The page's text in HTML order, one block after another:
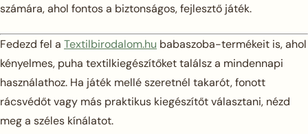
számára, ahol fontos a biztonságos, fejlesztő játék.
Fedezd fel a Textilbirodalom.hu babaszoba-termékeit is, ahol
kényelmes, puha textilkiegészítőket találsz a mindennapi
használathoz. Ha játék mellé szeretnél takarót, fonott
rácsvédőt vagy más praktikus kiegészítőt választani, nézd
meg a széles kínálatot.